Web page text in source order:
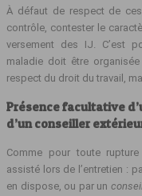
À défaut de respect de
contrôle, contester le
versement des IJ. C’est
maladie doit être
respect du droit du travail,
Présence facultative
d’un conseiller
Comme pour toute
assisté lors de l’entretien :
en dispose, ou par un